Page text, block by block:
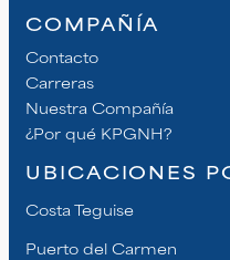
COMPAÑÍA
Contacto
Carreras
Nuestra Compañía
¿Por qué KPGNH?
UBICACIONES
Costa Teguise
Puerto del Carmen